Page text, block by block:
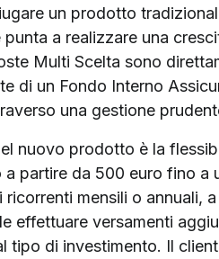
un prodotto
punta a realizzare una
Multi Scelta sono
di un Fondo Interno
una gestione
nuovo prodotto è la
partire da 500 euro fino a
mensili o annuali,
effettuare versamenti
tipo di investimento. Il